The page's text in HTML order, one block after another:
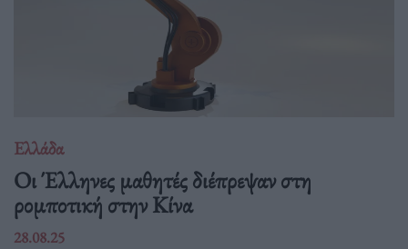
Ελλάδα
Οι Έλληνες μαθητές διέπρεψαν στη
ρομποτική στην Κίνα
28.08.25